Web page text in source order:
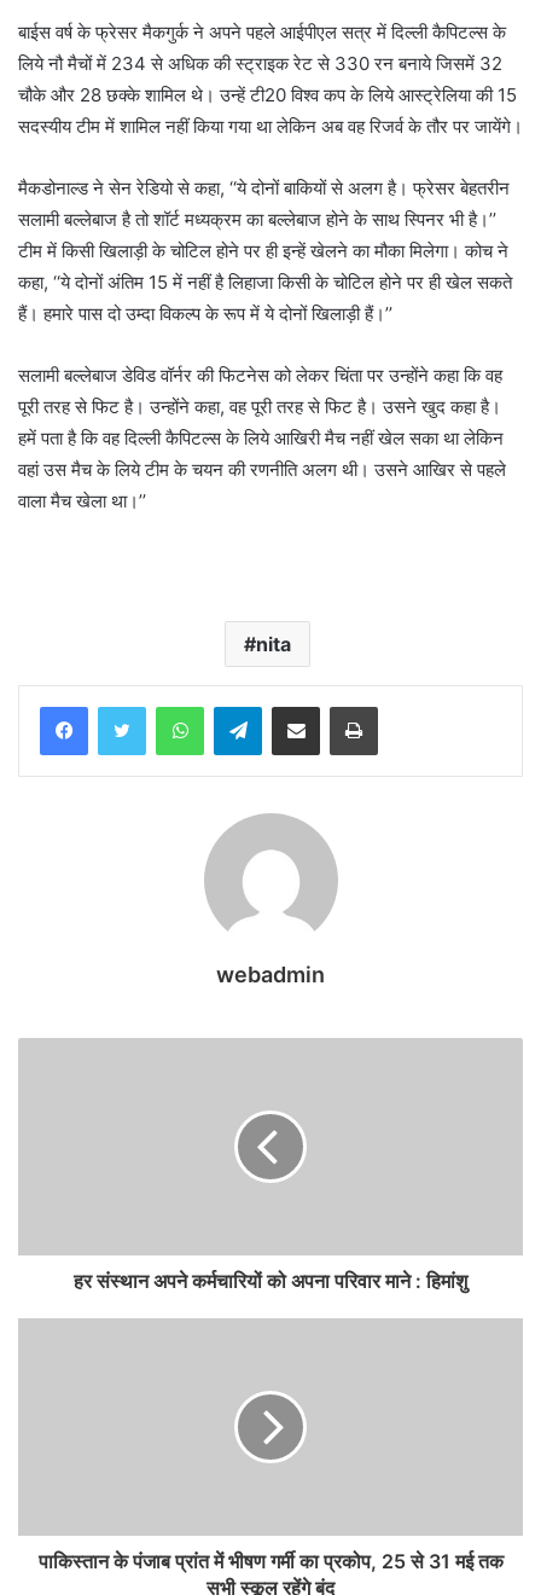
बाईस वर्ष के फ्रेसर मैकगुर्क ने अपने पहले आईपीएल सत्र में दिल्ली कैपिटल्स के
लिये नौ मैचों में 234 से अधिक की स्ट्राइक रेट से 330 रन बनाये जिसमें 32
चौके और 28 छक्के शामिल थे। उन्हें टी20 विश्व कप के लिये आस्ट्रेलिया की 15
सदस्यीय टीम में शामिल नहीं किया गया था लेकिन अब वह रिजर्व के तौर पर जायेंगे।
मैकडोनाल्ड ने सेन रेडियो से कहा, ‘‘ये दोनों बाकियों से अलग है। फ्रेसर बेहतरीन
सलामी बल्लेबाज है तो शॉर्ट मध्यक्रम का बल्लेबाज होने के साथ स्पिनर भी है।’’
टीम में किसी खिलाड़ी के चोटिल होने पर ही इन्हें खेलने का मौका मिलेगा। कोच ने
कहा, ‘‘ये दोनों अंतिम 15 में नहीं है लिहाजा किसी के चोटिल होने पर ही खेल सकते
हैं। हमारे पास दो उम्दा विकल्प के रूप में ये दोनों खिलाड़ी हैं।’’
सलामी बल्लेबाज डेविड वॉर्नर की फिटनेस को लेकर चिंता पर उन्होंने कहा कि वह
पूरी तरह से फिट है। उन्होंने कहा, वह पूरी तरह से फिट है। उसने खुद कहा है।
हमें पता है कि वह दिल्ली कैपिटल्स के लिये आखिरी मैच नहीं खेल सका था लेकिन
वहां उस मैच के लिये टीम के चयन की रणनीति अलग थी। उसने आखिर से पहले
वाला मैच खेला था।’’
nita
WhatsAppTelegramShare via Email Print
webadmin
हर संस्थान अपने कर्मचारियों को अपना परिवार माने : हिमांशु
पाकिस्तान के पंजाब प्रांत में भीषण गर्मी का प्रकोप, 25 से 31 मई तक
सभी स्कूल रहेंगे बंद